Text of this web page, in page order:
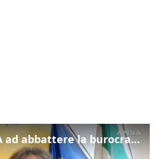
La fibra aiuta l'IA ad abbattere la burocrazia, progetto pilota in Veneto